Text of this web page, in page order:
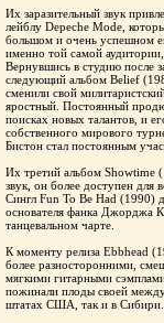
Их заразительный звук
лейблу Depeche Mode,
большом и очень успешном
именно той самой
Вернувшись в студию после
следующий альбом Belief
сменили свой
яростный. Постоянный
поисках новых талантов, и
собственного мирового
Бистон стал постоянным
Их третий альбом Showtime
звук, он более доступен
Сингл Fun To Be Had (1990)
основателя фанка Джорджа
танцевальном чарте.
К моменту релиза Ebbhead
более разносторонними,
мягкими гитарными
пожинали плоды своей
штатах США, так и в Сибири.